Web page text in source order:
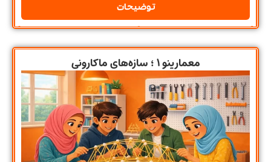
توضیحات
معمارینو ۱ ؛ سازه‌های ماکارونی